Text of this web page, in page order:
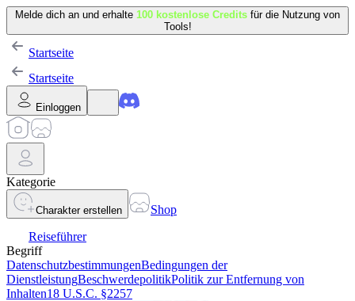
Melde dich an und erhalte 100 kostenlose Credits für die Nutzung von
Tools!
Startseite
Startseite
Einloggen
Kategorie
Charakter erstellen
Shop
Reiseführer
Begriff
DatenschutzbestimmungenBedingungen der
DienstleistungBeschwerdepolitikPolitik zur Entfernung von
Inhalten18 U.S.C. §2257